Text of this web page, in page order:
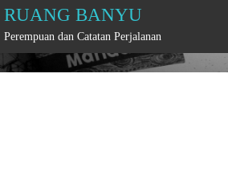
Skip
to
content
RUANG BANYU
Perempuan dan Catatan Perjalanan